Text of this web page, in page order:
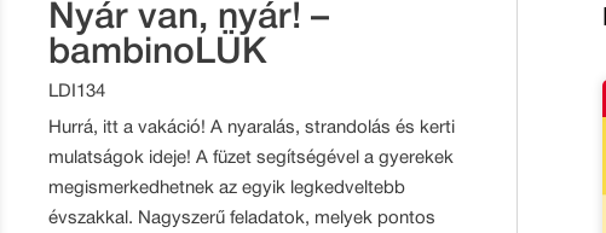
Nyár van, nyár! –
bambinoLÜK
LDI134
Hurrá, itt a vakáció! A nyaralás, strandolás és kerti
mulatságok ideje! A füzet segítségével a gyerekek
megismerkedhetnek az egyik legkedveltebb
évszakkal. Nagyszerű feladatok, melyek pontos